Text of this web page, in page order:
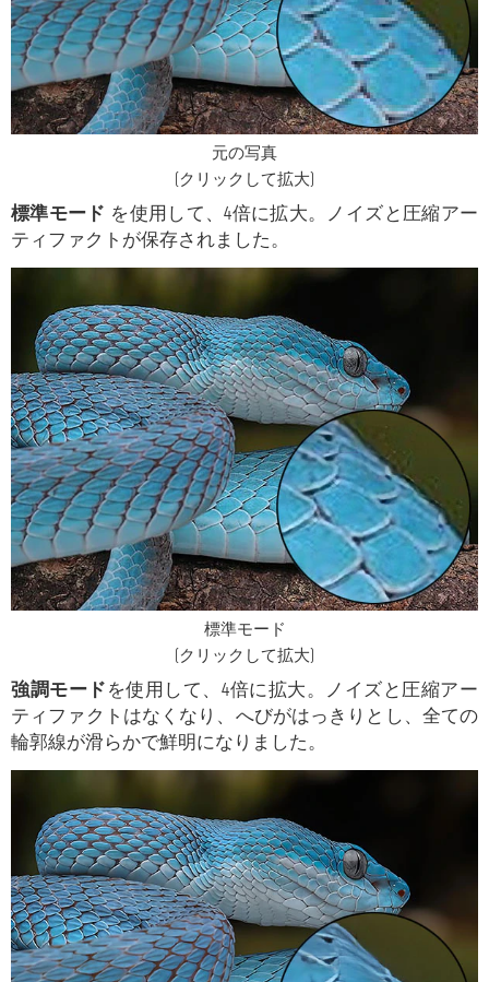
元の写真
(クリックして拡大)
標準モード を使用して、4倍に拡大。ノイズと圧縮アー
ティファクトが保存されました。
標準モード
(クリックして拡大)
強調モードを使用して、4倍に拡大。ノイズと圧縮アー
ティファクトはなくなり、へびがはっきりとし、全ての
輪郭線が滑らかで鮮明になりました。